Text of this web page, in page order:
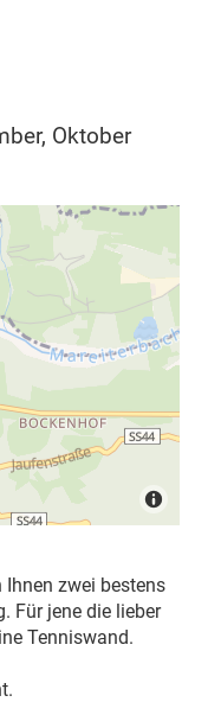
Oktober
Ihnen zwei bestens
Für jene die lieber
Tenniswand.